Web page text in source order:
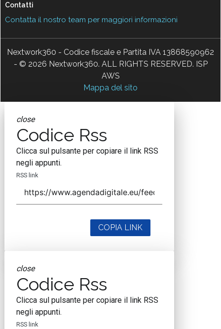
Contatti
Contatta il nostro team per maggiori informazioni
Nextwork360 - Codice fiscale e Partita IVA 13868590962
- © 2026 Nextwork360. ALL RIGHTS RESERVED. ISP
AWS
Mappa del sito
close
Codice Rss
Clicca sul pulsante per copiare il link RSS
negli appunti.
RSS link
COPIA LINK
close
Codice Rss
Clicca sul pulsante per copiare il link RSS
negli appunti.
RSS link